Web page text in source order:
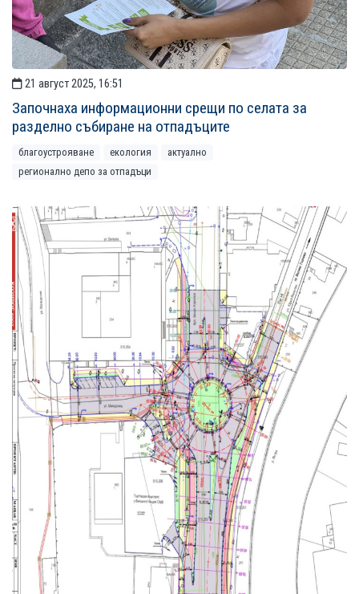
21 август 2025, 16:51
Започнаха информационни срещи по селата за
разделно събиране на отпадъците
благоустрояване екология
актуално
регионално депо за отпадъци